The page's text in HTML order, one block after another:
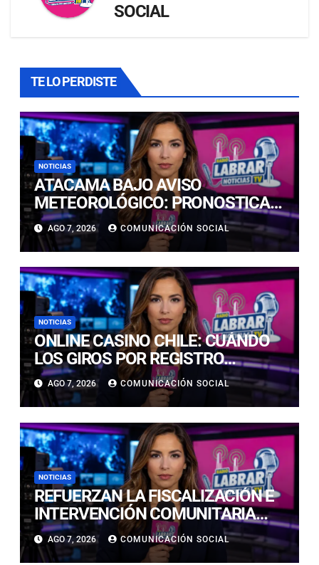
SOCIAL
TE LO PERDISTE
NOTICIAS
ATACAMA BAJO AVISO
METEOROLÓGICO: PRONOSTICAN
LLUVIAS E ISOTERMA CERO ALTA
EN PRECORDILLERA Y
CORDILLERA
AGO 7, 2026 COMUNICACIÓN SOCIAL
NOTICIAS
ONLINE CASINO CHILE: CUÁNDO
LOS GIROS POR REGISTRO
REALMENTE SIRVEN
AGO 7, 2026 COMUNICACIÓN SOCIAL
NOTICIAS
REFUERZAN LA FISCALIZACIÓN E
INTERVENCIÓN COMUNITARIA
CON OPERATIVO CONJUNTO EN
CALDERA
AGO 7, 2026 COMUNICACIÓN SOCIAL